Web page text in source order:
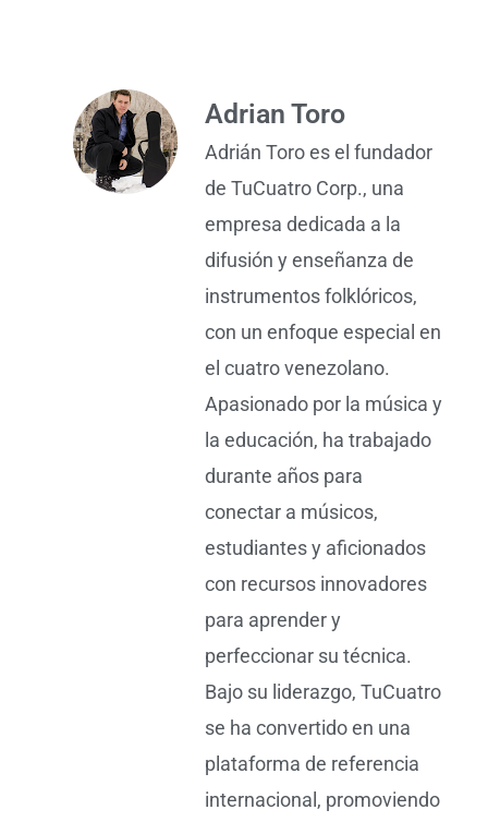
Adrian Toro
Adrián Toro es el fundador
de TuCuatro Corp., una
empresa dedicada a la
difusión y enseñanza de
instrumentos folklóricos,
con un enfoque especial en
el cuatro venezolano.
Apasionado por la música y
la educación, ha trabajado
durante años para
conectar a músicos,
estudiantes y aficionados
con recursos innovadores
para aprender y
perfeccionar su técnica.
Bajo su liderazgo, TuCuatro
se ha convertido en una
plataforma de referencia
internacional, promoviendo